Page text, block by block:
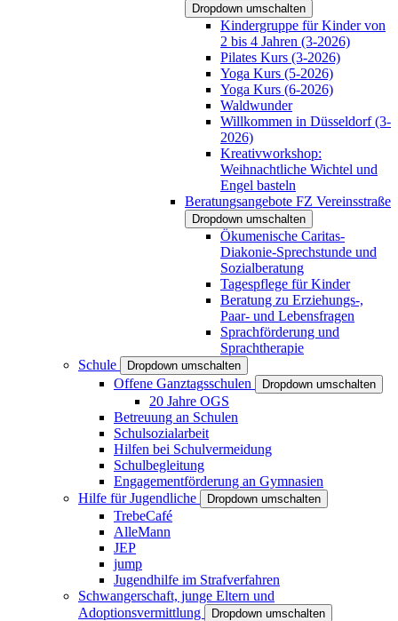
Dropdown umschalten
Kindergruppe für Kinder von
2 bis 4 Jahren (3-2026)
Pilates Kurs (3-2026)
Yoga Kurs (5-2026)
Yoga Kurs (6-2026)
Waldwunder
Willkommen in Düsseldorf (3-
2026)
Kreativworkshop:
Weihnachtliche Wichtel und
Engel basteln
Beratungsangebote FZ Vereinsstraße
Dropdown umschalten
Ökumenische Caritas-
Diakonie-Sprechstunde und
Sozialberatung
Tagespflege für Kinder
Beratung zu Erziehungs-,
Paar- und Lebensfragen
Sprachförderung und
Sprachtherapie
Schule
Dropdown umschalten
Offene Ganztagsschulen Dropdown umschalten
20 Jahre OGS
Betreuung an Schulen
Schulsozialarbeit
Hilfen bei Schulvermeidung
Schulbegleitung
Engagementförderung an Gymnasien
Hilfe für Jugendliche
Dropdown umschalten
TrebeCafé
AlleMann
JEP
jump
Jugendhilfe im Strafverfahren
Schwangerschaft, junge Eltern und
Adoptionsvermittlung
Dropdown umschalten